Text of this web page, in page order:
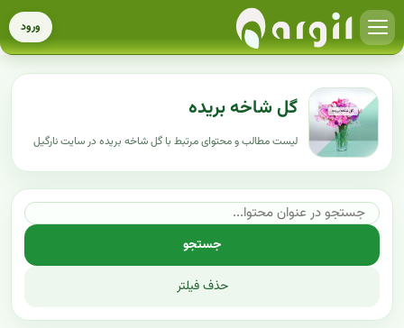
ورود
گل شاخه بریده
لیست مطالب و محتوای مرتبط با گل شاخه بریده در سایت نارگیل
جستجو
حذف فیلتر